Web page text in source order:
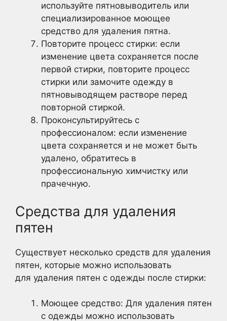
используйте пятновыводитель или
специализированное моющее
средство для удаления пятна.
Повторите процесс стирки: если
изменение цвета сохраняется после
первой стирки, повторите процесс
стирки или замочите одежду в
пятновыводящем растворе перед
повторной стиркой.
Проконсультируйтесь с
профессионалом: если изменение
цвета сохраняется и не может быть
удалено, обратитесь в
профессиональную химчистку или
прачечную.
Средства для удаления
пятен
Существует несколько средств для удаления
пятен, которые можно использовать
для удаления пятен с одежды после стирки:
Моющее средство: Для удаления пятен
с одежды можно использовать